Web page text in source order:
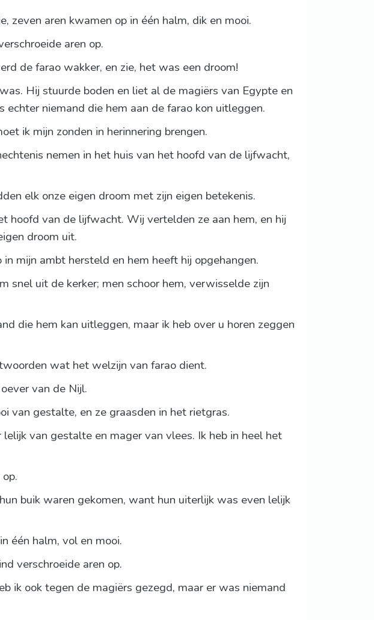
zeven aren kwamen op in één halm, dik en mooi.
aren op.
de farao wakker, en zie, het was een droom!
Hij stuurde boden en liet al de magiërs van Egypte en
niemand die hem aan de farao kon uitleggen.
ik mijn zonden in herinnering brengen.
nemen in het huis van het hoofd van de lijfwacht,
elk onze eigen droom met zijn eigen betekenis.
hoofd van de lijfwacht. Wij vertelden ze aan hem, en hij
droom uit.
mijn ambt hersteld en hem heeft hij opgehangen.
snel uit de kerker; men schoor hem, verwisselde zijn
die hem kan uitleggen, maar ik heb over u horen zeggen
wat het welzijn van farao dient.
van de Nijl.
van gestalte, en ze graasden in het rietgras.
van gestalte en mager van vlees. Ik heb in heel het
buik waren gekomen, want hun uiterlijk was even lelijk
één halm, vol en mooi.
verschroeide aren op.
ik ook tegen de magiërs gezegd, maar er was niemand